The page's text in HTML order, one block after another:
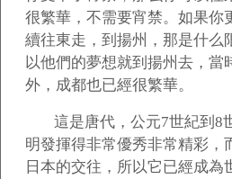
很繁華，不需要宵禁。如果你
續往東走，到揚州，那是什么
以他們的夢想就到揚州去，當
外，成都也已經很繁華。
這是唐代，公元7世紀到8
明發揮得非常優秀非常精彩，
日本的交往，所以它已經成為